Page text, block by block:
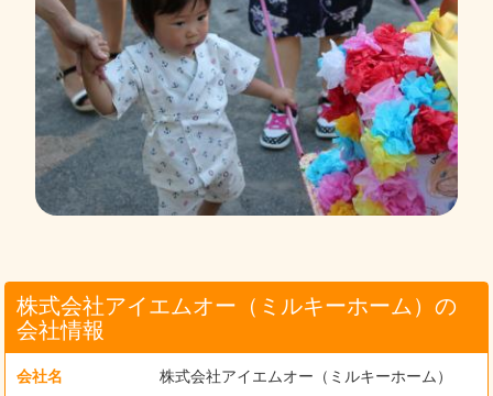
株式会社アイエムオー（ミルキーホーム）の
会社情報
会社名 株式会社アイエムオー（ミルキーホーム）